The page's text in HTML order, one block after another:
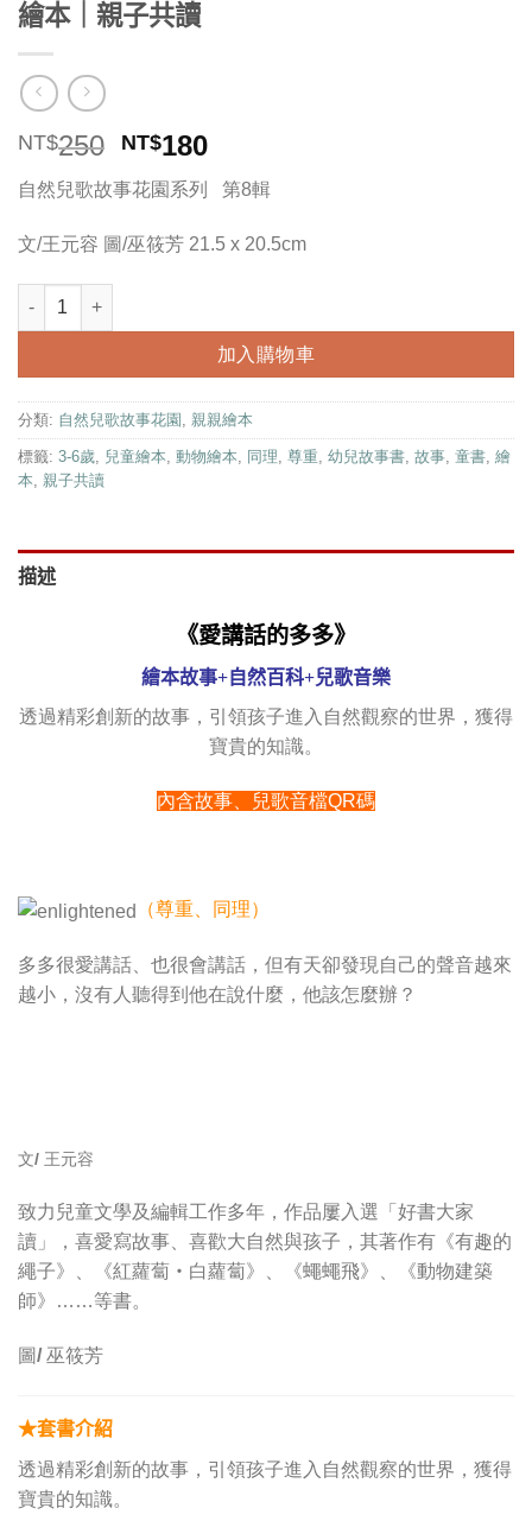
繪本｜親子共讀
NT$250 原
始
價
格：
NT$250。
NT$180目
前
價
格：
NT$180。
自然兒歌故事花園系列 第8輯
文/王元容 圖/巫筱芳 21.5 x 20.5cm
《愛講話的多多》自然兒歌故事花園｜幼兒繪本｜親子共讀 數量
加入購物車
分類: 自然兒歌故事花園 , 親親繪本
標籤: 3-6歲, 兒童繪本, 動物繪本, 同理, 尊重, 幼兒故事書, 故事, 童書, 繪
本, 親子共讀
描述
《愛講話的多多》
繪本故事+自然百科+兒歌音樂
透過精彩創新的故事，引領孩子進入自然觀察的世界，獲得
寶貴的知識。
內含故事、兒歌音檔QR碼
（尊重、同理）
多多很愛講話、也很會講話，但有天卻發現自己的聲音越來
越小，沒有人聽得到他在說什麼，他該怎麼辦？
文/ 王元容
致力兒童文學及編輯工作多年，作品屢入選「好書大家
讀」，喜愛寫故事、喜歡大自然與孩子，其著作有《有趣的
繩子》、《紅蘿蔔‧白蘿蔔》、《蠅蠅飛》、《動物建築
師》……等書。
圖/ 巫筱芳
★套書介紹
透過精彩創新的故事，引領孩子進入自然觀察的世界，獲得
寶貴的知識。